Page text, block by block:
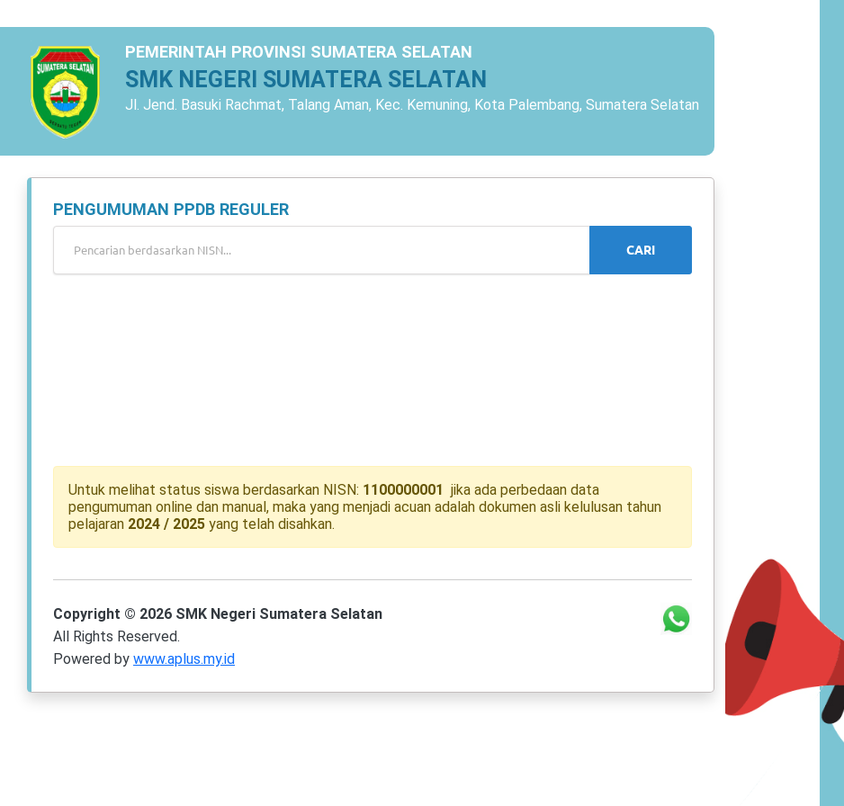
PEMERINTAH PROVINSI SUMATERA SELATAN
SMK NEGERI SUMATERA SELATAN
Jl. Jend. Basuki Rachmat, Talang Aman, Kec. Kemuning, Kota Palembang, Sumatera Selatan
PENGUMUMAN PPDB REGULER
CARI
Untuk melihat status siswa berdasarkan NISN: 1100000001 jika ada perbedaan data
pengumuman online dan manual, maka yang menjadi acuan adalah dokumen asli kelulusan tahun
pelajaran 2024 / 2025 yang telah disahkan.
Copyright © 2026 SMK Negeri Sumatera Selatan
All Rights Reserved.
Powered by www.aplus.my.id